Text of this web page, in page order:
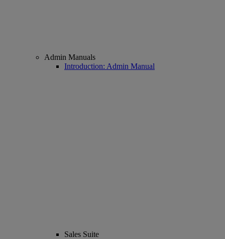
Admin Manuals
Introduction: Admin Manual
Sales Suite